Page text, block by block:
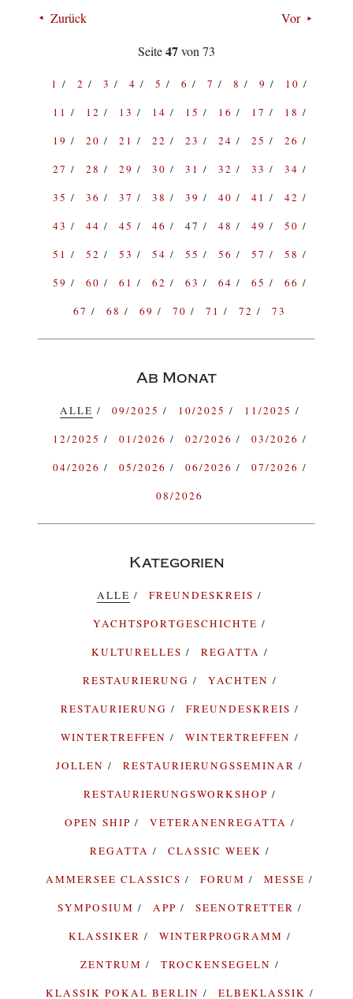
Zurück
Vor
Seite47von 73
1 2 3 4 5 6 7 8 9
10
11
12 13 14 15 16 17
18
19
20 21 22 23 24 25
26
27
28 29 30 31 32 33
34
35
36 37 38 39 40 41
42
43
44 45 46 47 48 49
50
51
52 53 54 55 56 57
58
59
60 61 62 63 64 65
66
67
68 69 70 71 72 73
Ab Monat
ALLE 09/2025 10/2025
11/2025
12/2025
01/2026 02/2026
03/2026
04/2026
05/2026 06/2026
07/2026
08/2026
Kategorien
ALLE
FREUNDESKREIS
YACHTSPORTGESCHICHTE
KULTURELLES
REGATTA
RESTAURIERUNG
YACHTEN
RESTAURIERUNG
FREUNDESKREIS
WINTERTREFFEN
WINTERTREFFEN
JOLLEN
RESTAURIERUNGSSEMINAR
RESTAURIERUNGSWORKSHOP
OPEN SHIP
VETERANENREGATTA
REGATTA
CLASSIC WEEK
AMMERSEE CLASSICS
FORUM
MESSE
SYMPOSIUM
APP
SEENOTRETTER
KLASSIKER
WINTERPROGRAMM
ZENTRUM
TROCKENSEGELN
KLASSIK POKAL BERLIN
ELBEKLASSIK